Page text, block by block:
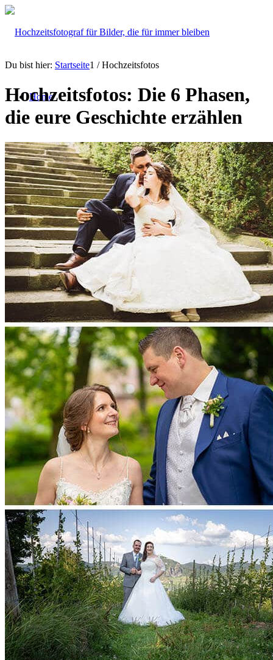
Home
Über mich
Hochzeit
Hochzeitsfotografie
Die 6 Phasen
Hochzeitsreportage
Reportagen
Paarshooting
Kontakt
Menü Menü
Du bist hier: Startseite1 / Hochzeitsfotos
Hochzeitsfotos: Die 6 Phasen,
die eure Geschichte erzählen